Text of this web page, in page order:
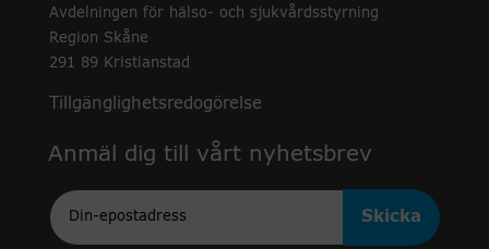
Avdelningen för hälso- och sjukvårdsstyrning
Region Skåne
291 89 Kristianstad
Tillgänglighetsredogörelse
Anmäl dig till vårt nyhetsbrev
Epost